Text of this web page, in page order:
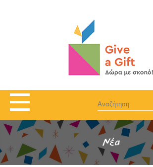
Αναζήτηση
Νέα